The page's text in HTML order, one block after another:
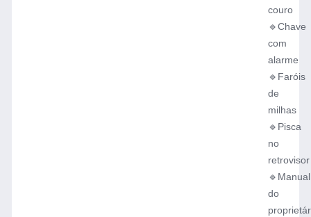
couro
🔹Chave
com
alarme
🔹Faróis
de
milhas
🔹Pisca
no
retrovisor
🔹Manual
do